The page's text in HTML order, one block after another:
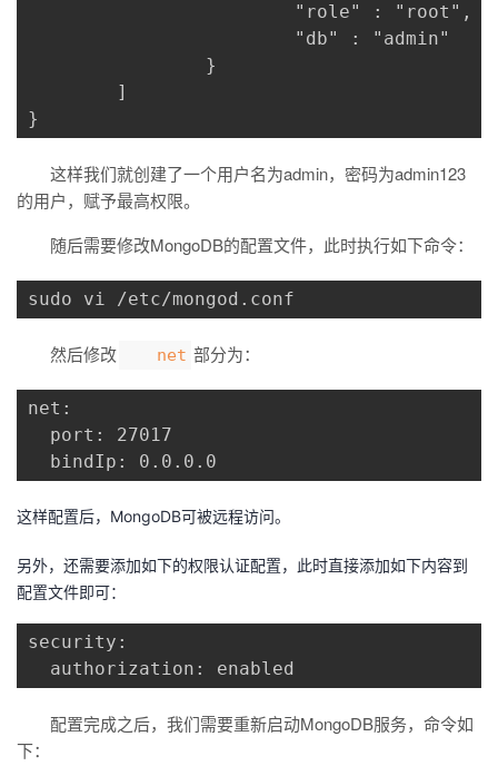
"role" : "root",
"db" : "admin"
}
]
}
这样我们就创建了一个用户名为admin，密码为admin123
的用户，赋予最高权限。
随后需要修改MongoDB的配置文件，此时执行如下命令：
sudo vi /etc/mongod.conf
然后修改 net 部分为：
net:
port: 27017
bindIp: 0.0.0.0
这样配置后，MongoDB可被远程访问。
另外，还需要添加如下的权限认证配置，此时直接添加如下内容到
配置文件即可：
security:
authorization: enabled
配置完成之后，我们需要重新启动MongoDB服务，命令如
下：